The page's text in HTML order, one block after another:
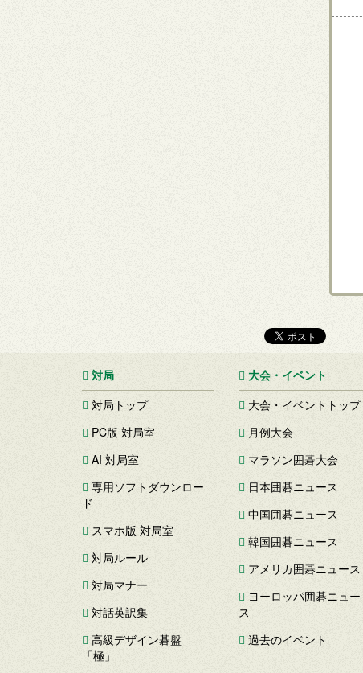
対局
対局トップ
PC版 対局室
AI 対局室
専用ソフトダウンロー
ド
スマホ版 対局室
対局ルール
対局マナー
対話英訳集
高級デザイン碁盤
「極」
大会・イベント
大会・イベントトップ
月例大会
マラソン囲碁大会
日本囲碁ニュース
中国囲碁ニュース
韓国囲碁ニュース
アメリカ囲碁ニュース
ヨーロッパ囲碁ニュー
ス
過去のイベント